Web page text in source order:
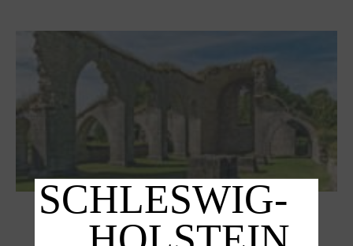
Zwischen Armutsideal und Politik. Der
Zisterzienserorden im Ostseeraum